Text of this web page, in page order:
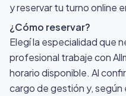
y reservar tu turno online
¿Cómo reservar?
Elegí la especialidad que
profesional trabaje con
horario disponible. Al
cargo de gestión y, según